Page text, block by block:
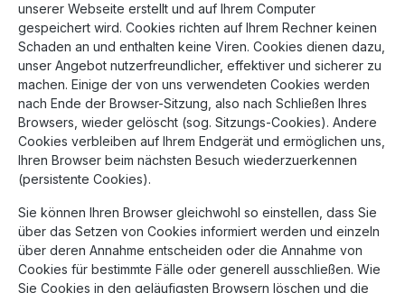
unserer Webseite erstellt und auf Ihrem Computer
gespeichert wird. Cookies richten auf Ihrem Rechner keinen
Schaden an und enthalten keine Viren. Cookies dienen dazu,
unser Angebot nutzerfreundlicher, effektiver und sicherer zu
machen. Einige der von uns verwendeten Cookies werden
nach Ende der Browser-Sitzung, also nach Schließen Ihres
Browsers, wieder gelöscht (sog. Sitzungs-Cookies). Andere
Cookies verbleiben auf Ihrem Endgerät und ermöglichen uns,
Ihren Browser beim nächsten Besuch wiederzuerkennen
(persistente Cookies).
Sie können Ihren Browser gleichwohl so einstellen, dass Sie
über das Setzen von Cookies informiert werden und einzeln
über deren Annahme entscheiden oder die Annahme von
Cookies für bestimmte Fälle oder generell ausschließen. Wie
Sie Cookies in den geläufigsten Browsern löschen und die